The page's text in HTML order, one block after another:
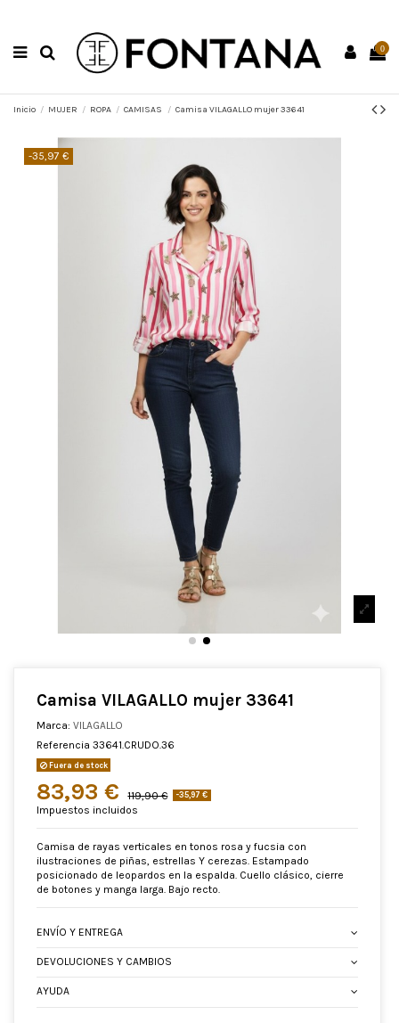
0
Inicio MUJER ROPA CAMISAS Camisa VILAGALLO mujer 33641
-35,97 €
Camisa VILAGALLO mujer 33641
Marca: VILAGALLO
Referencia 33641.CRUDO.36
Fuera de stock
83,93 € 119,90 € -35,97 €
Impuestos incluidos
Camisa de rayas verticales en tonos rosa y fucsia con
ilustraciones de piñas, estrellas Y cerezas. Estampado
posicionado de leopardos en la espalda. Cuello clásico, cierre
de botones y manga larga. Bajo recto.
ENVÍO Y ENTREGA
DEVOLUCIONES Y CAMBIOS
AYUDA